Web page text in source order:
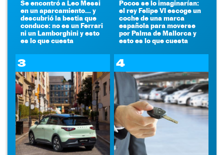
Se encontró a Leo Messi
en un aparcamiento... y
descubrió la bestia que
conduce: no es un Ferrari
ni un Lamborghini y esto
es lo que cuesta
Pocos se lo imaginarían:
el rey Felipe VI escoge un
coche de una marca
española para moverse
por Palma de Mallorca y
esto es lo que cuesta
3 4